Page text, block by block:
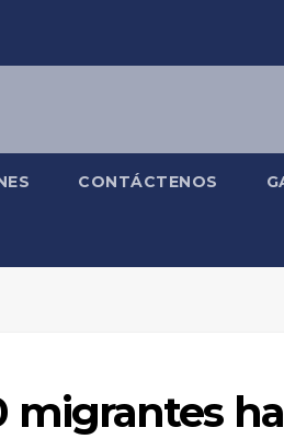
CONTÁCTENOS
migrantes